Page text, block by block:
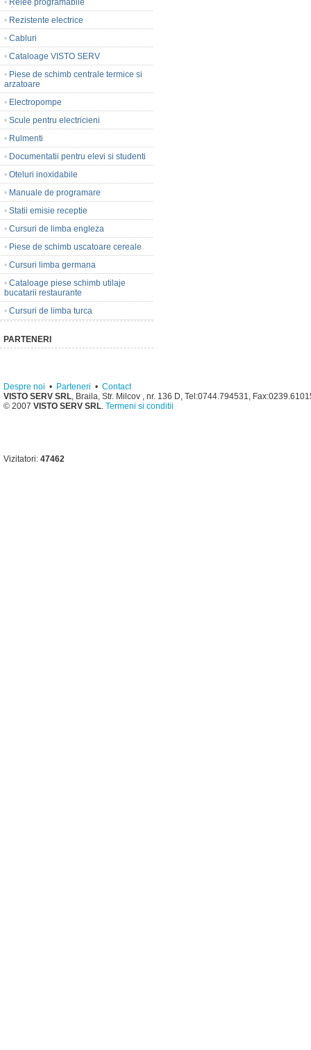
• Relee programabile
• Rezistente electrice
• Cabluri
• Cataloage VISTO SERV
• Piese de schimb centrale termice si
arzatoare
• Electropompe
• Scule pentru electricieni
• Rulmenti
• Documentatii pentru elevi si studenti
• Oteluri inoxidabile
• Manuale de programare
• Statii emisie receptie
• Cursuri de limba engleza
• Piese de schimb uscatoare cereale
• Cursuri limba germana
• Cataloage piese schimb utilaje
bucatarii restaurante
• Cursuri de limba turca
PARTENERI
Despre noi • Parteneri • Contact
VISTO SERV SRL, Braila, Str. Milcov , nr. 136 D, Tel:0744.794531,
© 2007 VISTO SERV SRL. Termeni si conditii
Vizitatori: 47462